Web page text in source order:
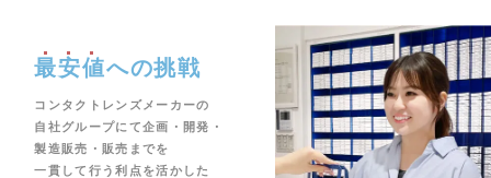
最安値への挑戦
コンタクトレンズメーカーの
自社グループにて企画・開発・
製造販売・販売までを
一貫して行う利点を活かした